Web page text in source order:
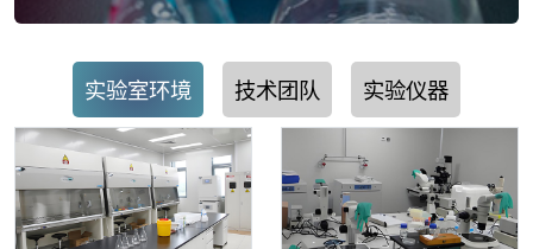
实验室环境 技术团队 实验仪器